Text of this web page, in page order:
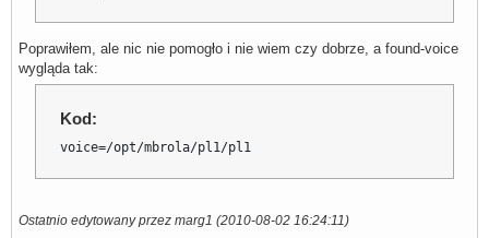
Poprawiłem, ale nic nie pomogło i nie wiem czy dobrze, a found-voice
wygląda tak:
Kod:
voice=/opt/mbrola/pl1/pl1
Ostatnio edytowany przez marg1 (2010-08-02 16:24:11)